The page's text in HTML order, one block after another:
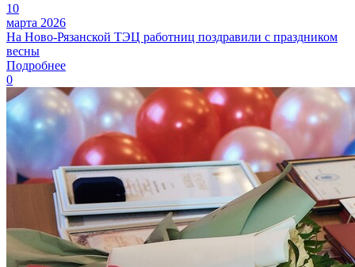
10
марта 2026
На Ново-Рязанской ТЭЦ работниц поздравили с праздником
весны
Подробнее
0